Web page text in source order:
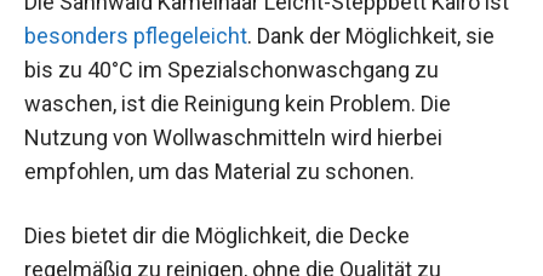
besonders pflegeleicht. Dank der Möglichkeit, sie
bis zu 40°C im Spezialschonwaschgang zu
waschen, ist die Reinigung kein Problem. Die
Nutzung von Wollwaschmitteln wird hierbei
empfohlen, um das Material zu schonen.
Dies bietet dir die Möglichkeit, die Decke
regelmäßig zu reinigen, ohne die Qualität zu